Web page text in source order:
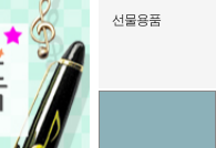
선물용품